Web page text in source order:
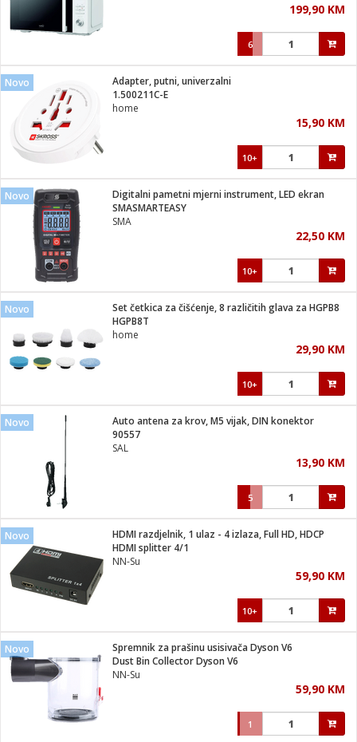
199,90 KM
6
Novo
Adapter, putni, univerzalni
1.500211C-E
home
15,90 KM
10+
Novo
Digitalni pametni mjerni instrument, LED ekran
SMASMARTEASY
SMA
22,50 KM
10+
Novo
Set četkica za čišćenje, 8 različitih glava za HGPB8
HGPB8T
home
29,90 KM
10+
Novo
Auto antena za krov, M5 vijak, DIN konektor
90557
SAL
13,90 KM
5
Novo
HDMI razdjelnik, 1 ulaz - 4 izlaza, Full HD, HDCP
HDMI splitter 4/1
NN-Su
59,90 KM
10+
Novo
Spremnik za prašinu usisivača Dyson V6
Dust Bin Collector Dyson V6
NN-Su
59,90 KM
1